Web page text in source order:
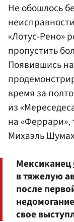
Не обошлось
«Лотус-Рено»
пропустить
Появившись
время за
из
на «Феррари»,
Михаэль
Мексиканец
в тяжелую
после
свое